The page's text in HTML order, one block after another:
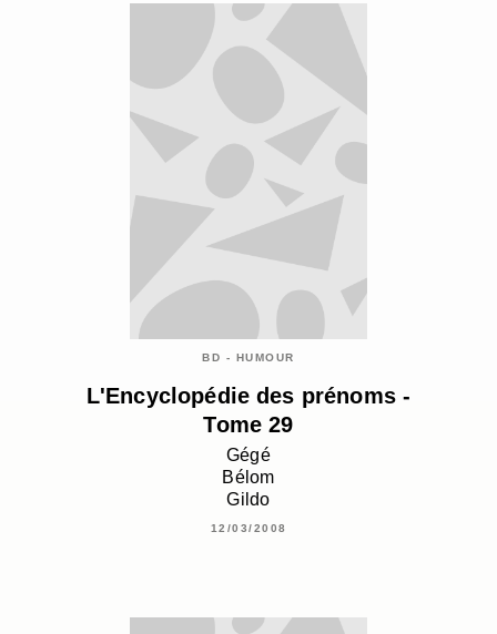
BD - HUMOUR
L'Encyclopédie des prénoms -
Tome 29
Gégé
Bélom
Gildo
12/03/2008